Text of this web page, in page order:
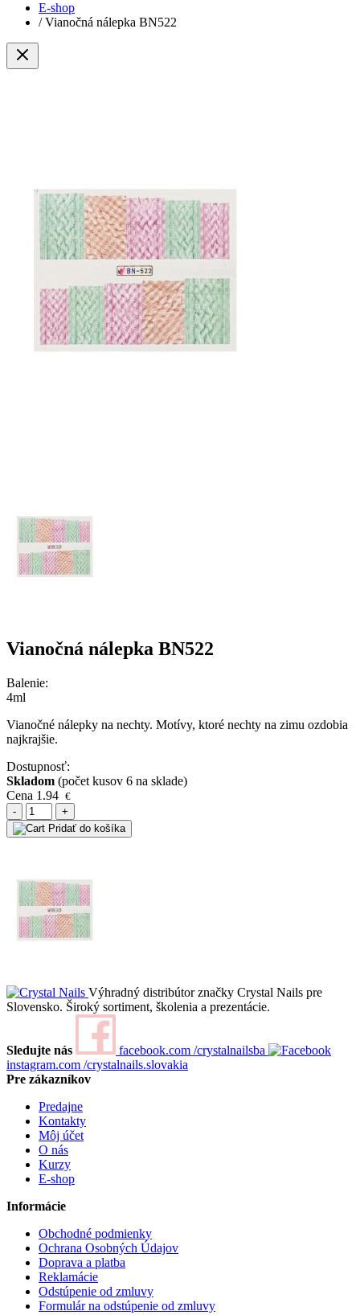
E-shop
/ Vianočná nálepka BN522
Vianočná nálepka BN522
Balenie:
4ml
Vianočné nálepky na nechty. Motívy, ktoré nechty na zimu ozdobia
najkrajšie.
Dostupnosť:
Skladom (počet kusov 6 na sklade)
Cena 1.94 €
-
+
Pridať do košíka
Výhradný distribútor značky Crystal Nails pre
Slovensko. Široký sortiment, školenia a prezentácie.
Sledujte nás facebook.com /crystalnailsba
instagram.com /crystalnails.slovakia
Pre zákazníkov
Predajne
Kontakty
Môj účet
O nás
Kurzy
E-shop
Informácie
Obchodné podmienky
Ochrana Osobných Údajov
Doprava a platba
Reklamácie
Odstúpenie od zmluvy
Formulár na odstúpenie od zmluvy